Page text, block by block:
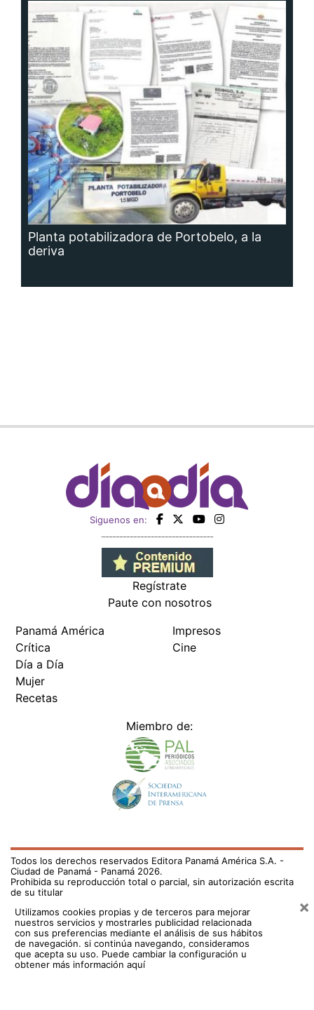
Planta potabilizadora de Portobelo, a la
deriva
Siguenos en:
Regístrate
Paute con nosotros
Panamá América
Crítica
Día a Día
Mujer
Recetas
Impresos
Cine
Miembro de:
Todos los derechos reservados Editora Panamá América S.A. -
Ciudad de Panamá - Panamá 2026.
Prohibida su reproducción total o parcial, sin autorización escrita
de su titular
Utilizamos cookies propias y de terceros para mejorar
nuestros servicios y mostrarles publicidad relacionada
con sus preferencias mediante el análisis de sus hábitos
de navegación. si continúa navegando, consideramos
que acepta su uso. Puede cambiar la configuración u
obtener más información aquí
×